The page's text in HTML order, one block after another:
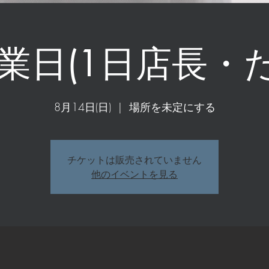
日(1日店長・
8月14日(日)
  |
場所を未定にする
チケットは販売されていません
他のイベントを見る